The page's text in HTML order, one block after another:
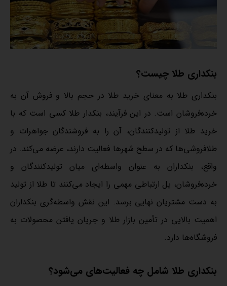
بنکداری طلا چیست؟
بنکداری طلا به معنای خرید طلا در حجم بالا و فروش آن به
خرده‌فروشان است. در این فرآیند، بنکدار طلا کسی است که با
خرید طلا از تولیدکنندگان، آن را به فروشندگان جواهرات و
طلافروشی‌ها که در سطح شهرها فعالیت دارند، عرضه می‌کند. در
واقع، بنکداران به عنوان واسطه‌ای میان تولیدکنندگان و
خرده‌فروشان، پل ارتباطی مهمی را ایجاد می‌کنند تا طلا از تولید
به دست مشتریان نهایی برسد. این نقش واسطه‌گری بنکداران
اهمیت بالایی در تأمین بازار طلا و جریان یافتن محصولات به
فروشگاه‌ها دارد.
بنکداری طلا شامل چه فعالیت‌های می‌شود؟